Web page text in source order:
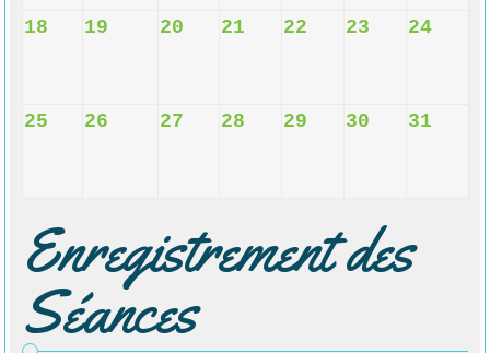
18 19 20 21 22 23 24
25 26 27 28 29 30 31
Enregistrement des
Séances